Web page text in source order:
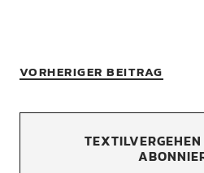
VORHERIGER BEITRAG